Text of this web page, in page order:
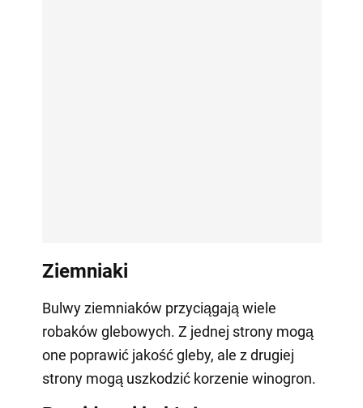
Ziemniaki
Bulwy ziemniaków przyciągają wiele
robaków glebowych. Z jednej strony mogą
one poprawić jakość gleby, ale z drugiej
strony mogą uszkodzić korzenie winogron.